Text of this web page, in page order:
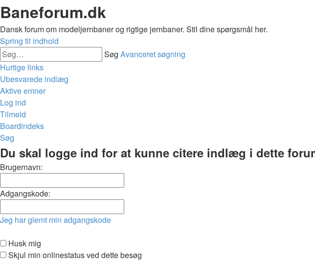
Baneforum.dk
Dansk forum om modeljernbaner og rigtige jernbaner. Stil dine spørgsmål her.
Spring til indhold
Søg Avanceret søgning
Hurtige links
Ubesvarede indlæg
Aktive emner
Log ind
Tilmeld
Boardindeks
Søg
Du skal logge ind for at kunne citere indlæg i dette
Brugernavn:
Adgangskode:
Jeg har glemt min adgangskode
Husk mig
Skjul min onlinestatus ved dette besøg